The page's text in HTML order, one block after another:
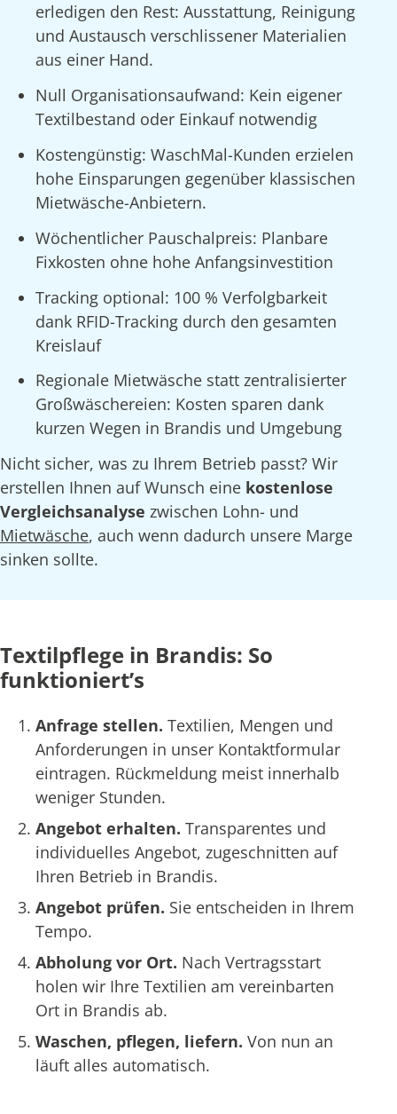
erledigen den Rest: Ausstattung, Reinigung
und Austausch verschlissener Materialien
aus einer Hand.
Null Organisationsaufwand: Kein eigener
Textilbestand oder Einkauf notwendig
Kostengünstig: WaschMal-Kunden erzielen
hohe Einsparungen gegenüber klassischen
Mietwäsche-Anbietern.
Wöchentlicher Pauschalpreis: Planbare
Fixkosten ohne hohe Anfangsinvestition
Tracking optional: 100 % Verfolgbarkeit
dank RFID-Tracking durch den gesamten
Kreislauf
Regionale Mietwäsche statt zentralisierter
Großwäschereien: Kosten sparen dank
kurzen Wegen in Brandis und Umgebung
Nicht sicher, was zu Ihrem Betrieb passt? Wir
erstellen Ihnen auf Wunsch eine kostenlose
Vergleichsanalyse zwischen Lohn- und
Mietwäsche, auch wenn dadurch unsere Marge
sinken sollte.
Textilpflege in Brandis: So
funktioniert’s
Anfrage stellen. Textilien, Mengen und
Anforderungen in unser Kontaktformular
eintragen. Rückmeldung meist innerhalb
weniger Stunden.
Angebot erhalten. Transparentes und
individuelles Angebot, zugeschnitten auf
Ihren Betrieb in Brandis.
Angebot prüfen. Sie entscheiden in Ihrem
Tempo.
Abholung vor Ort. Nach Vertragsstart
holen wir Ihre Textilien am vereinbarten
Ort in Brandis ab.
Waschen, pflegen, liefern. Von nun an
läuft alles automatisch.